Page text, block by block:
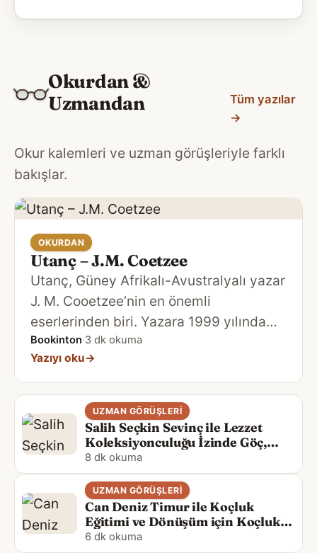
Okurdan &
Uzmandan
Tüm yazılar
→
Okur kalemleri ve uzman görüşleriyle farklı
bakışlar.
OKURDAN
Utanç – J.M. Coetzee
Utanç, Güney Afrikalı-Avustralyalı yazar
J. M. Cooetzee’nin en önemli
eserlerinden biri. Yazara 1999 yılında
ikinci kez Booker ödülünü kazandıran
kitap, dört yıl sonra gelecek Nobel
Ödülü’nün de habercisi olarak
görülüyor. …
Bookinton·3 dk okuma
Yazıyı oku→
UZMAN GÖRÜŞLERI
Salih Seçkin Sevinç ile Lezzet
Koleksiyonculuğu İzinde Göç,
Mutfak ve Kültür Realizmi
8 dk okuma
UZMAN GÖRÜŞLERI
Can Deniz Timur ile Koçluk
Eğitimi ve Dönüşüm için Koçluk
Kitabı Hakkında
6 dk okuma